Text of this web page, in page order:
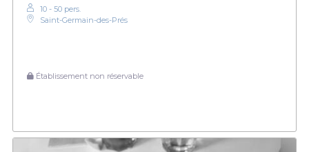
10 - 50 pers.
Saint-Germain-des-Prés
Établissement non réservable